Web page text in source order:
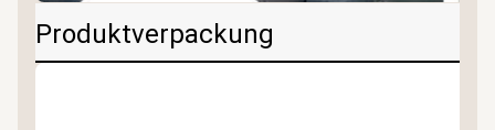
Produktverpackung